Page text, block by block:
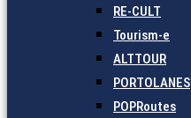
RE-CULT
Tourism-e
ALTTOUR
PORTOLANES
POPRoutes